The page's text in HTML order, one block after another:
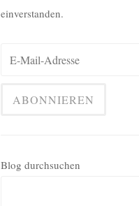
einverstanden.
Blog durchsuchen